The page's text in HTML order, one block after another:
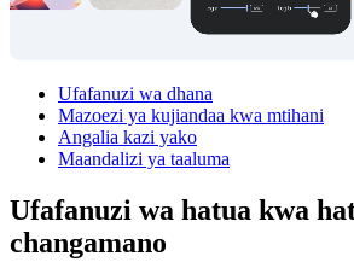
Ufafanuzi wa dhana
Mazoezi ya kujiandaa kwa mtihani
Angalia kazi yako
Maandalizi ya taaluma
Ufafanuzi wa hatua kwa
changamano